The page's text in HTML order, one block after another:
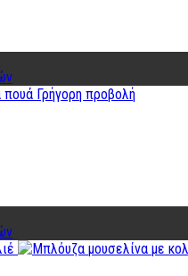
Γρήγορη προβολή